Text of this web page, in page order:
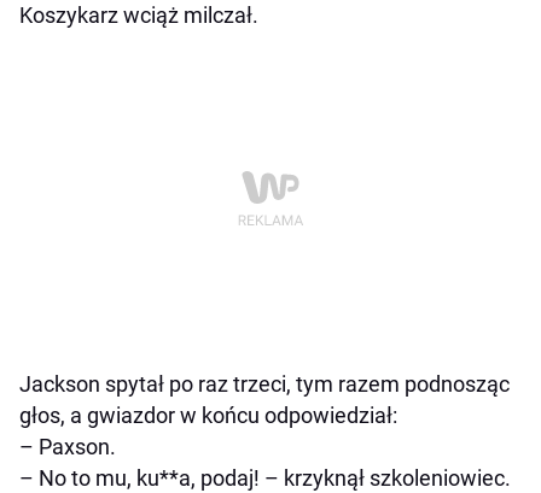
Koszykarz wciąż milczał.
Jackson spytał po raz trzeci, tym razem podnosząc
głos, a gwiazdor w końcu odpowiedział:
– Paxson.
– No to mu, ku**a, podaj! – krzyknął szkoleniowiec.